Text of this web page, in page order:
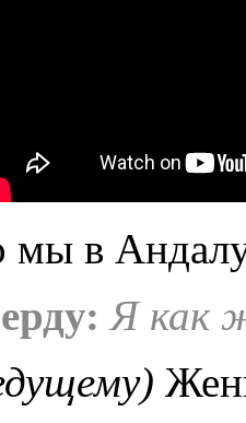
мы в
Я как